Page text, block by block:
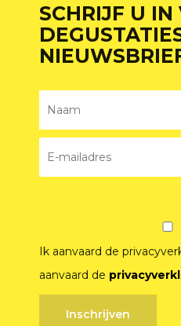
SCHRIJF U IN
Ik aanvaard de
aanvaard de